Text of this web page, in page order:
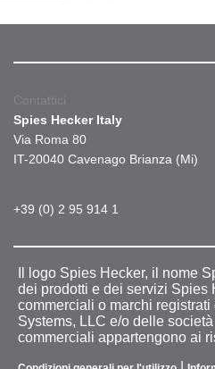
Contattici
Spies Hecker Italy
Via Roma 80
IT-20040 Cavenago Brianza (Mi)
+39 (0) 2 95 914 1
Il logo Spies Hecker, il nome
dei prodotti e dei servizi Spies
commerciali o marchi registrati
Systems, LLC e/o delle
commerciali appartengono ai